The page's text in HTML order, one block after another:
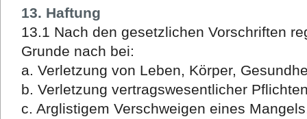
13. Haftung
13.1 Nach den gesetzlichen Vorschriften
Grunde nach bei:
a. Verletzung von Leben, Körper,
b. Verletzung vertragswesentlicher
c. Arglistigem Verschweigen eines